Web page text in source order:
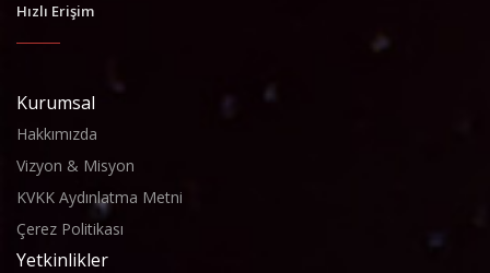
Hızlı Erişim
Kurumsal
Hakkımızda
Vizyon & Misyon
KVKK Aydınlatma Metni
Çerez Politikası
Yetkinlikler